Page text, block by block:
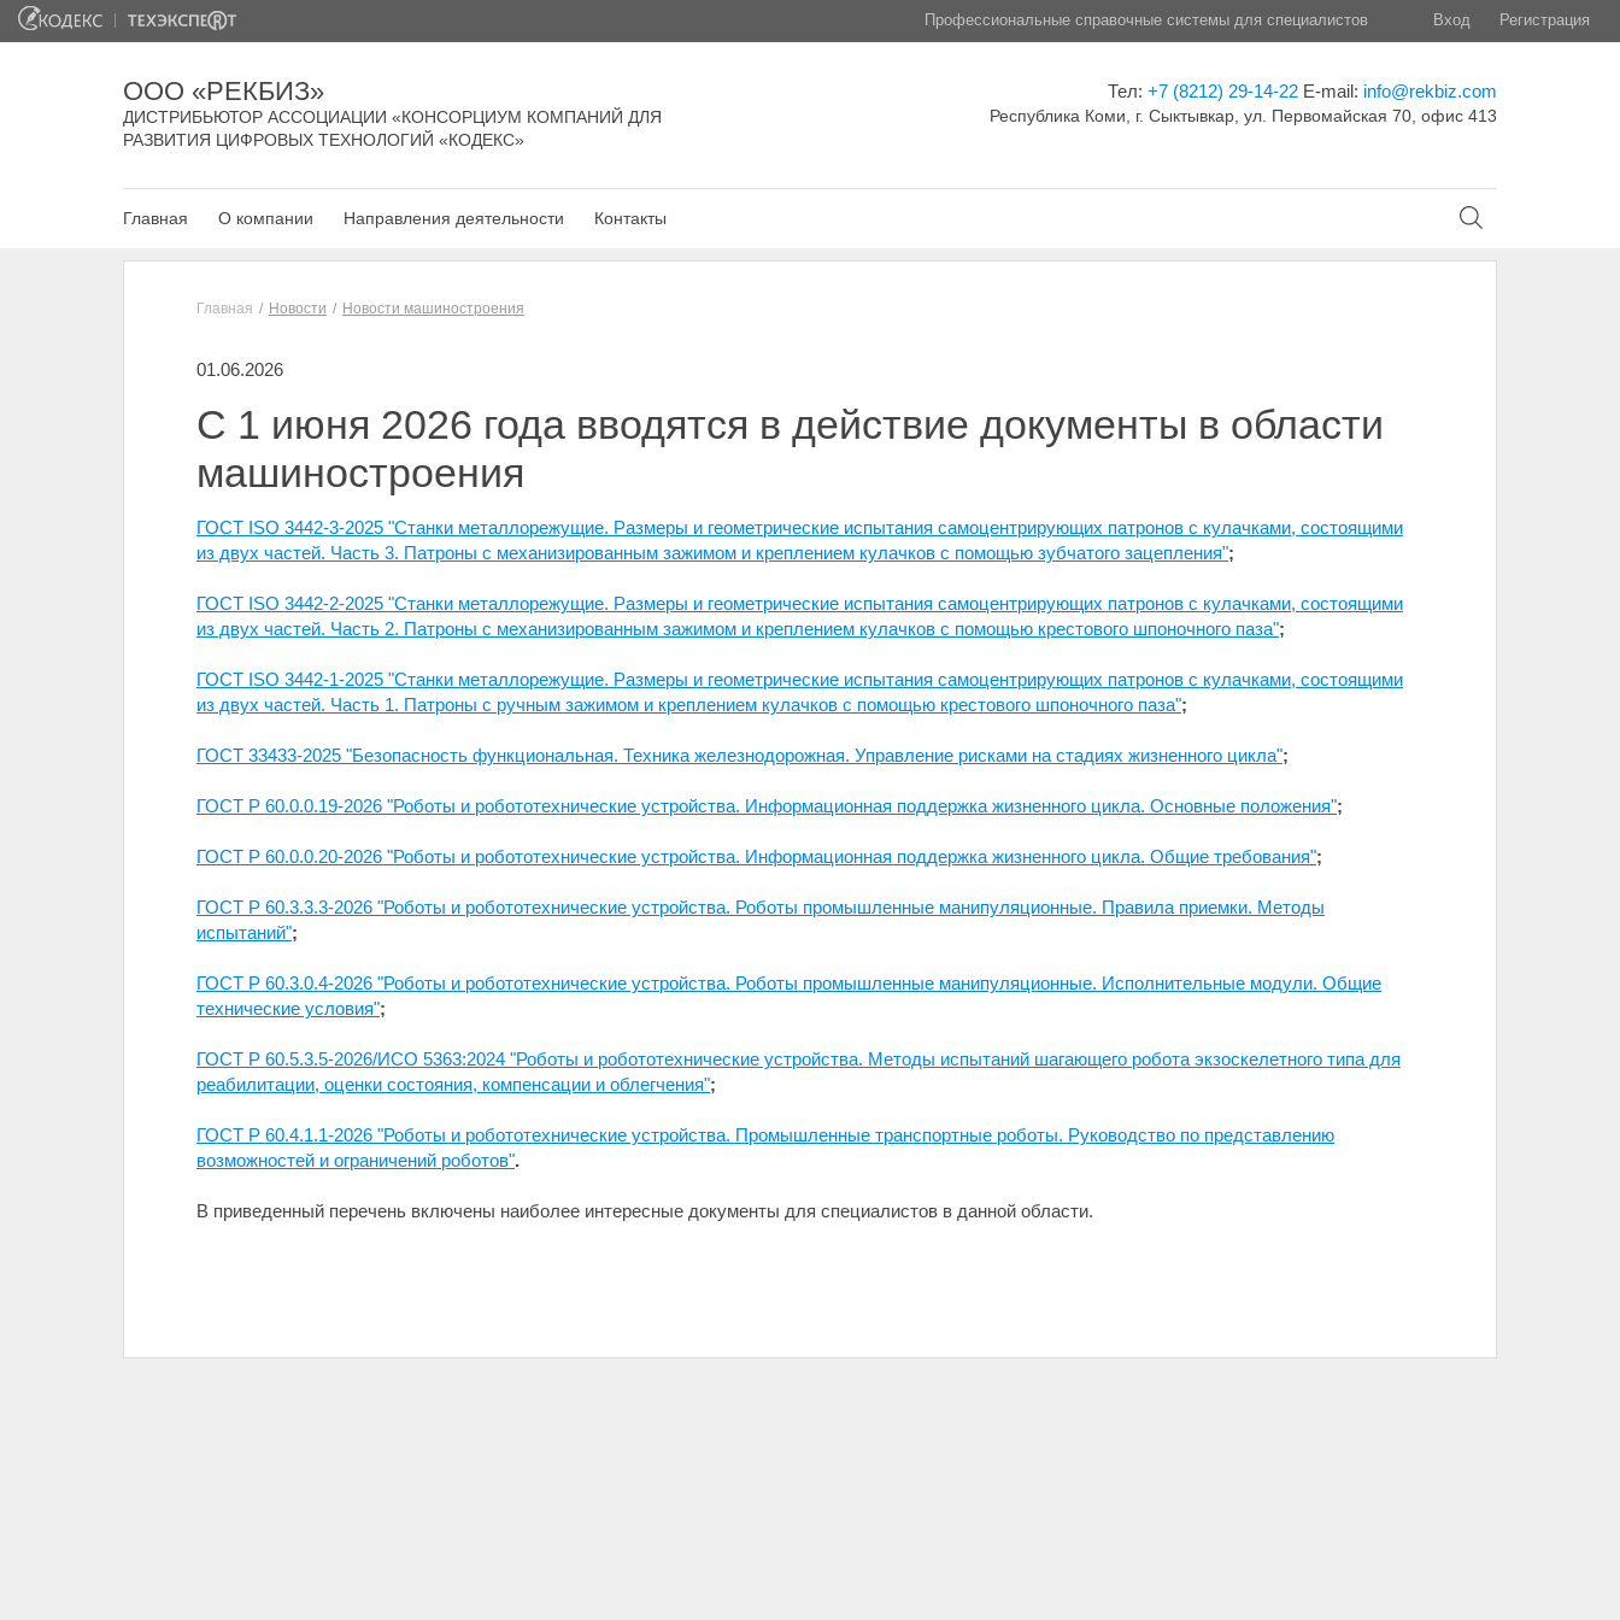
Профессиональные справочные системы для специалистов Вход Регистрация
ООО «РЕКБИЗ»
ДИСТРИБЬЮТОР АССОЦИАЦИИ «КОНСОРЦИУМ КОМПАНИЙ ДЛЯ
РАЗВИТИЯ ЦИФРОВЫХ ТЕХНОЛОГИЙ «КОДЕКС»
Тел: +7 (8212) 29-14-22 E-mail: info@rekbiz.com
Республика Коми, г. Сыктывкар, ул. Первомайская 70, офис 413
Главная О компании Направления деятельности Контакты
Главная Новости Новости машиностроения
01.06.2026
С 1 июня 2026 года вводятся в действие документы в области
машиностроения
ГОСТ ISO 3442-3-2025 "Станки металлорежущие. Размеры и геометрические испытания самоцентрирующих патронов с кулачками, состоящими
из двух частей. Часть 3. Патроны с механизированным зажимом и креплением кулачков с помощью зубчатого зацепления";
ГОСТ ISO 3442-2-2025 "Станки металлорежущие. Размеры и геометрические испытания самоцентрирующих патронов с кулачками, состоящими
из двух частей. Часть 2. Патроны с механизированным зажимом и креплением кулачков с помощью крестового шпоночного паза";
ГОСТ ISO 3442-1-2025 "Станки металлорежущие. Размеры и геометрические испытания самоцентрирующих патронов с кулачками, состоящими
из двух частей. Часть 1. Патроны с ручным зажимом и креплением кулачков с помощью крестового шпоночного паза";
ГОСТ 33433-2025 "Безопасность функциональная. Техника железнодорожная. Управление рисками на стадиях жизненного цикла";
ГОСТ Р 60.0.0.19-2026 "Роботы и робототехнические устройства. Информационная поддержка жизненного цикла. Основные положения";
ГОСТ Р 60.0.0.20-2026 "Роботы и робототехнические устройства. Информационная поддержка жизненного цикла. Общие требования";
ГОСТ Р 60.3.3.3-2026 "Роботы и робототехнические устройства. Роботы промышленные манипуляционные. Правила приемки. Методы
испытаний";
ГОСТ Р 60.3.0.4-2026 "Роботы и робототехнические устройства. Роботы промышленные манипуляционные. Исполнительные модули. Общие
технические условия";
ГОСТ Р 60.5.3.5-2026/ИСО 5363:2024 "Роботы и робототехнические устройства. Методы испытаний шагающего робота экзоскелетного типа для
реабилитации, оценки состояния, компенсации и облегчения";
ГОСТ Р 60.4.1.1-2026 "Роботы и робототехнические устройства. Промышленные транспортные роботы. Руководство по представлению
возможностей и ограничений роботов".
В приведенный перечень включены наиболее интересные документы для специалистов в данной области.